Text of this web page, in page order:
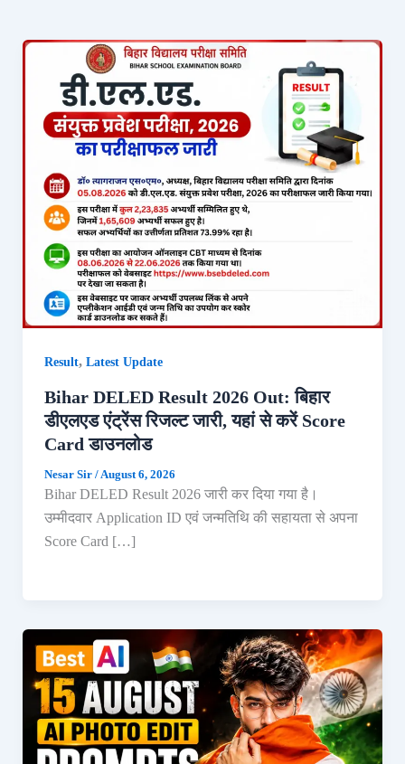
Result, Latest Update
Bihar DELED Result 2026 Out: बिहार
डीएलएड एंट्रेंस रिजल्ट जारी, यहां से करें Score
Card डाउनलोड
Nesar Sir /August 6, 2026
Bihar DELED Result 2026 जारी कर दिया गया है।
उम्मीदवार Application ID एवं जन्मतिथि की सहायता से अपना
Score Card […]